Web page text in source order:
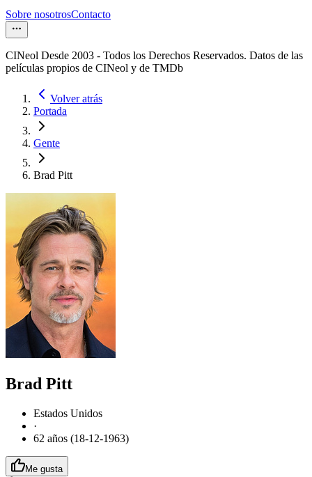
Sobre nosotrosContacto
CINeol Desde 2003 - Todos los Derechos Reservados. Datos de las
películas propios de CINeol y de TMDb
Volver atrás
Portada
Gente
Brad Pitt
Brad Pitt
Estados Unidos
·
62 años (18-12-1963)
Me gusta